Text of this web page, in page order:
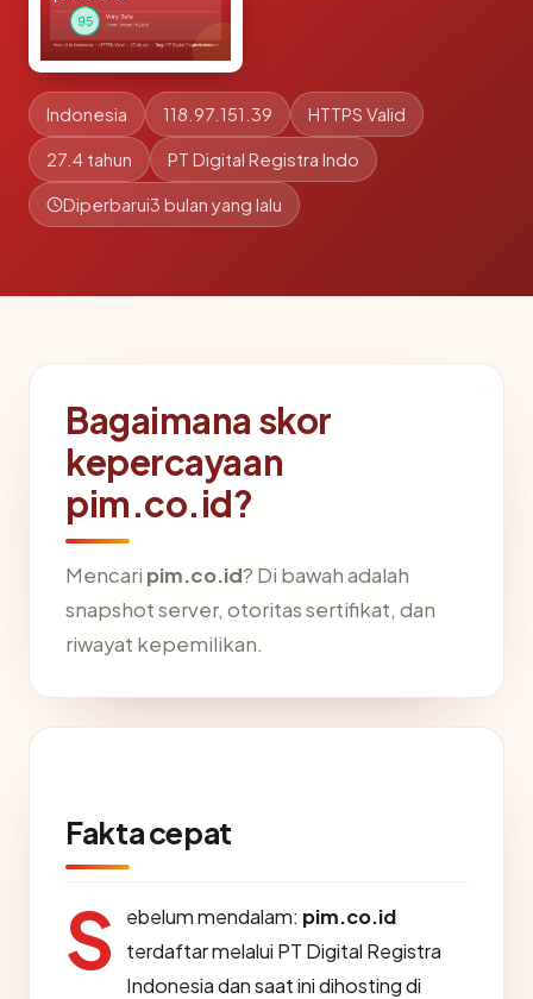
Indonesia 118.97.151.39 HTTPS Valid
27.4 tahun PT Digital Registra Indo
Diperbarui3 bulan yang lalu
Bagaimana skor
kepercayaan
pim.co.id?
Mencari pim.co.id? Di bawah adalah
snapshot server, otoritas sertifikat, dan
riwayat kepemilikan.
Fakta cepat
S ebelum mendalam: pim.co.id
terdaftar melalui PT Digital Registra
Indonesia dan saat ini dihosting di